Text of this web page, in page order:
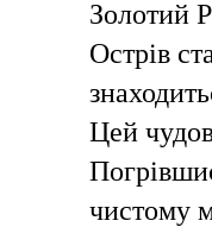
Золотий
Острів
Цей
чистому